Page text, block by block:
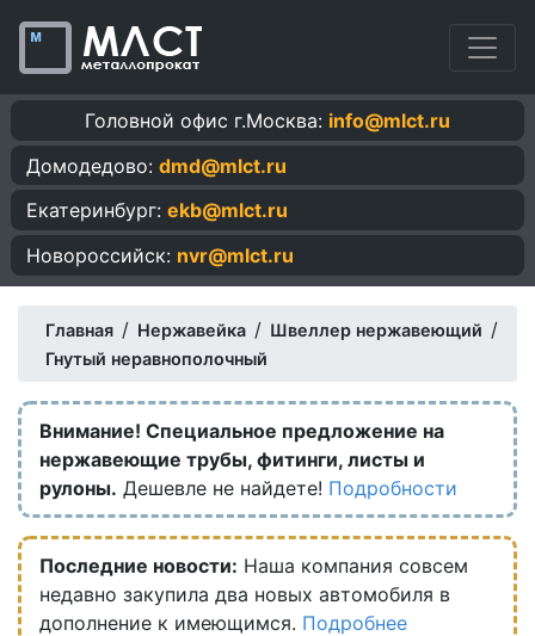
Головной офис г.Москва: info@mlct.ru
Домодедово: dmd@mlct.ru
Екатеринбург: ekb@mlct.ru
Новороссийск: nvr@mlct.ru
Главная / Нержавейка / Швеллер нержавеющий /
Гнутый неравнополочный
Внимание! Специальное предложение на
нержавеющие трубы, фитинги, листы и
рулоны. Дешевле не найдете! Подробности
Последние новости: Наша компания совсем
недавно закупила два новых автомобиля в
дополнение к имеющимся. Подробнее